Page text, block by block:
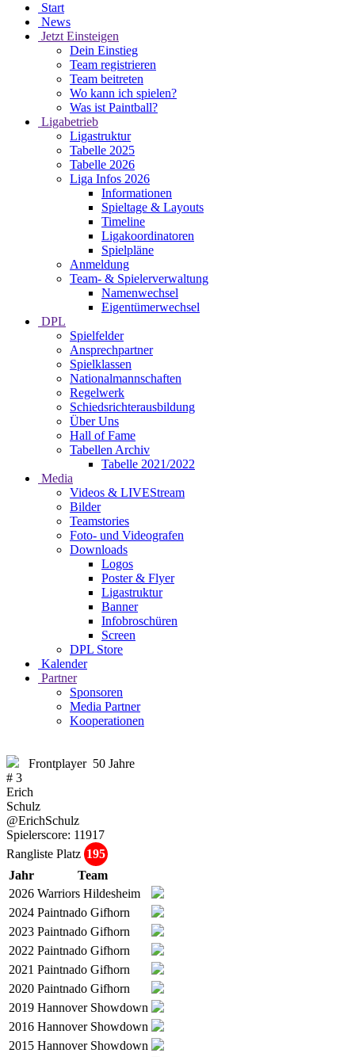
Start
News
Jetzt Einsteigen
Dein Einstieg
Team registrieren
Team beitreten
Wo kann ich spielen?
Was ist Paintball?
Ligabetrieb
Ligastruktur
Tabelle 2025
Tabelle 2026
Liga Infos 2026
Informationen
Spieltage & Layouts
Timeline
Ligakoordinatoren
Spielpläne
Anmeldung
Team- & Spielerverwaltung
Namenwechsel
Eigentümerwechsel
DPL
Spielfelder
Ansprechpartner
Spielklassen
Nationalmannschaften
Regelwerk
Schiedsrichterausbildung
Über Uns
Hall of Fame
Tabellen Archiv
Tabelle 2021/2022
Media
Videos & LIVEStream
Bilder
Teamstories
Foto- und Videografen
Downloads
Logos
Poster & Flyer
Ligastruktur
Banner
Infobroschüren
Screen
DPL Store
Kalender
Partner
Sponsoren
Media Partner
Kooperationen
Frontplayer 50 Jahre
# 3
Erich
Schulz
@ErichSchulz
Spielerscore: 11917
Rangliste Platz 195
Jahr
Team
2026 Warriors Hildesheim
2024 Paintnado Gifhorn
2023 Paintnado Gifhorn
2022 Paintnado Gifhorn
2021 Paintnado Gifhorn
2020 Paintnado Gifhorn
2019 Hannover Showdown
2016 Hannover Showdown
2015 Hannover Showdown